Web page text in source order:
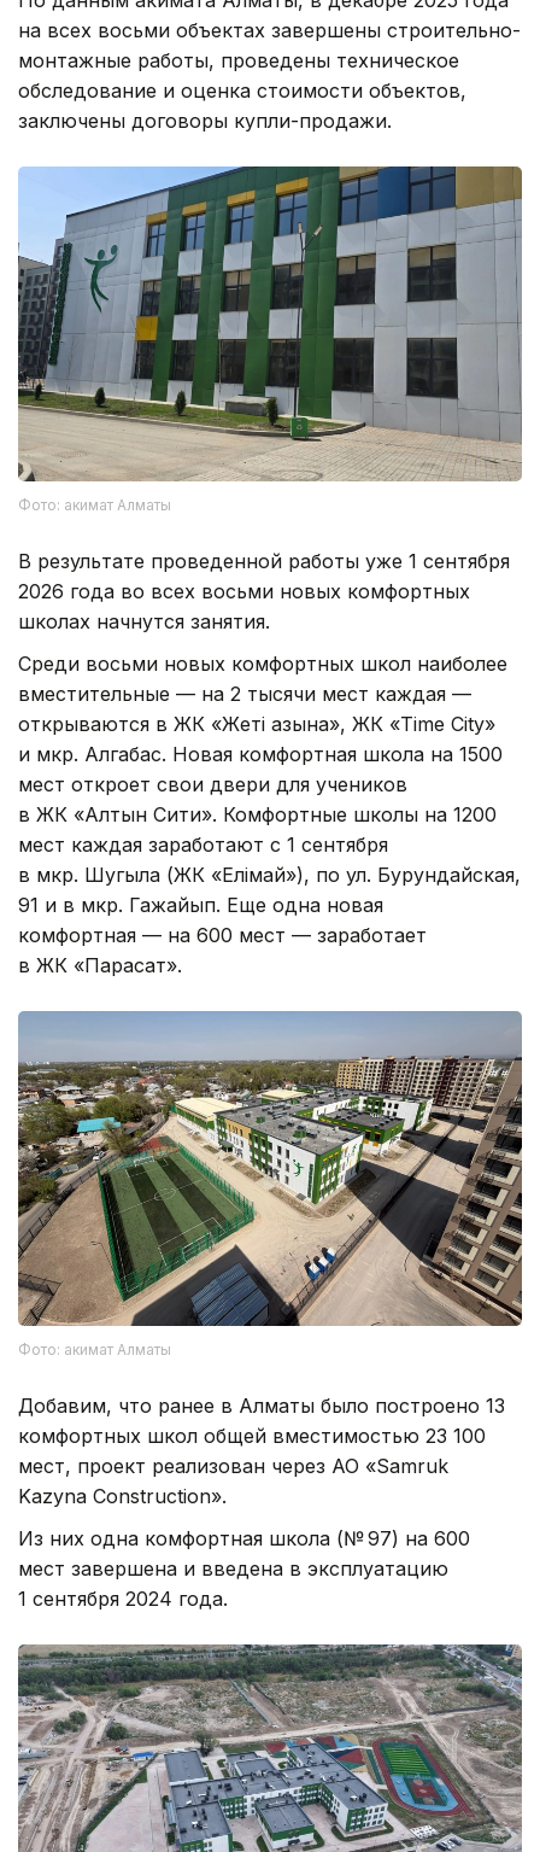
на всех восьми объектах завершены строительно-
монтажные работы, проведены техническое
обследование и оценка стоимости объектов,
заключены договоры купли-продажи.
Фото: акимат Алматы
В результате проведенной работы уже 1 сентября
2026 года во всех восьми новых комфортных
школах начнутся занятия.
Среди восьми новых комфортных школ наиболее
вместительные — на 2 тысячи мест каждая —
открываются в ЖК «Жеті Қазына», ЖК «Time City»
и мкр. Алгабас. Новая комфортная школа на 1500
мест откроет свои двери для учеников
в ЖК «Алтын Сити». Комфортные школы на 1200
мест каждая заработают с 1 сентября
в мкр. Шугыла (ЖК «Елімай»), по ул. Бурундайская,
91 и в мкр. Гажайып. Еще одна новая
комфортная — на 600 мест — заработает
в ЖК «Парасат».
Фото: акимат Алматы
Добавим, что ранее в Алматы было построено 13
комфортных школ общей вместимостью 23 100
мест, проект реализован через АО «Samruk
Kazyna Construction».
Из них одна комфортная школа (№ 97) на 600
мест завершена и введена в эксплуатацию
1 сентября 2024 года.